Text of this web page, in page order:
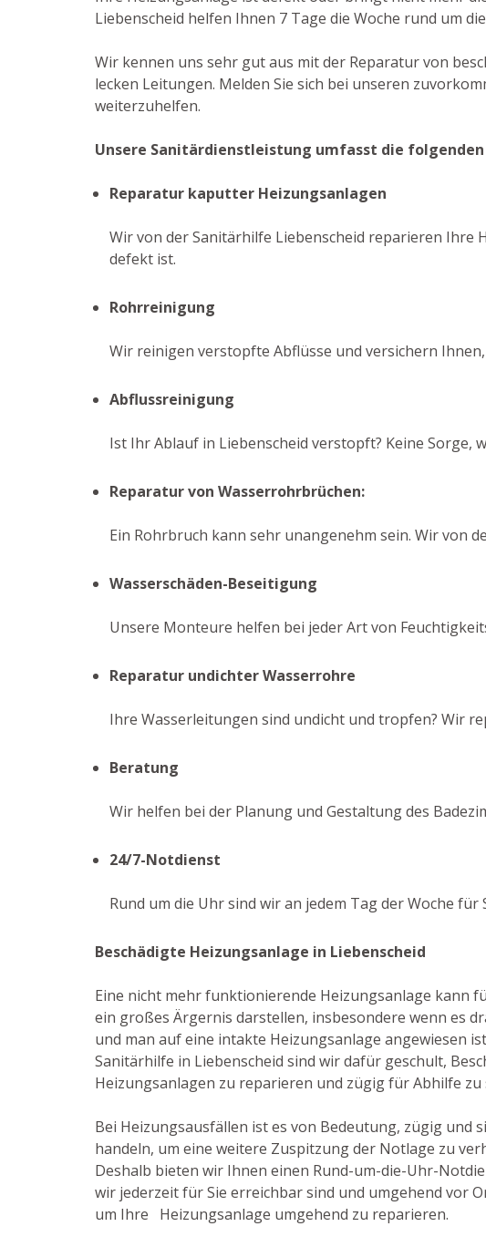
Liebenscheid helfen Ihnen 7 Tage die Woche rund um
Wir kennen uns sehr gut aus mit der Reparatur von
lecken Leitungen. Melden Sie sich bei unseren
weiterzuhelfen.
Unsere Sanitärdienstleistung umfasst die
Reparatur kaputter Heizungsanlagen
Wir von der Sanitärhilfe Liebenscheid reparieren Ihre
defekt ist.
Rohrreinigung
Wir reinigen verstopfte Abflüsse und versichern
Abflussreinigung
Ist Ihr Ablauf in Liebenscheid verstopft? Keine Sorge,
Reparatur von Wasserrohrbrüchen:
Ein Rohrbruch kann sehr unangenehm sein. Wir von
Wasserschäden-Beseitigung
Unsere Monteure helfen bei jeder Art von
Reparatur undichter Wasserrohre
Ihre Wasserleitungen sind undicht und tropfen? Wir
Beratung
Wir helfen bei der Planung und Gestaltung des
24/7-Notdienst
Rund um die Uhr sind wir an jedem Tag der Woche
Beschädigte Heizungsanlage in Liebenscheid
Eine nicht mehr funktionierende Heizungsanlage kann
ein großes Ärgernis darstellen, insbesondere wenn es
und man auf eine intakte Heizungsanlage angewiesen
Sanitärhilfe in Liebenscheid sind wir dafür geschult,
Heizungsanlagen zu reparieren und zügig für Abhilfe zu
Bei Heizungsausfällen ist es von Bedeutung, zügig und
handeln, um eine weitere Zuspitzung der Notlage zu
Deshalb bieten wir Ihnen einen Rund-um-die-Uhr-
wir jederzeit für Sie erreichbar sind und umgehend vor
um Ihre Heizungsanlage umgehend zu reparieren.